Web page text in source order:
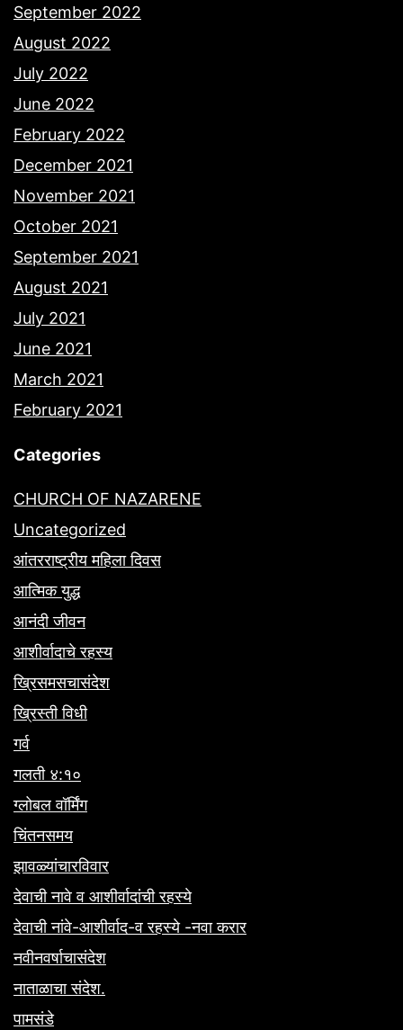
September 2022
August 2022
July 2022
June 2022
February 2022
December 2021
November 2021
October 2021
September 2021
August 2021
July 2021
June 2021
March 2021
February 2021
Categories
CHURCH OF NAZARENE
Uncategorized
आंतरराष्ट्रीय महिला दिवस
आत्मिक युद्ध
आनंदी जीवन
आशीर्वादाचे रहस्य
ख्रिसमसचासंदेश
ख्रिस्ती विधी
गर्व
गलती ४:१०
ग्लोबल वॉर्मिंग
चिंतनसमय
झावळ्यांचारविवार
देवाची नावे व आशीर्वादांची रहस्ये
देवाची नांवे-आशीर्वाद-व रहस्ये -नवा करार
नवीनवर्षाचासंदेश
नाताळाचा संदेश.
पामसंडे